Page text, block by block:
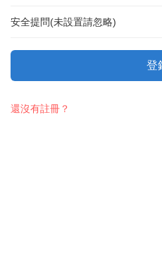
安全提問(未設置請忽略)
登
還沒有註冊？